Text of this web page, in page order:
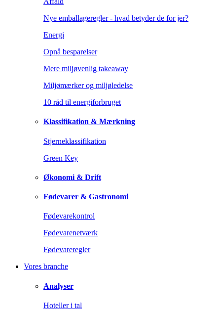
Nye emballageregler - hvad betyder de for jer?
Energi
Opnå besparelser
Mere miljøvenlig takeaway
Miljømærker og miljøledelse
10 råd til energiforbruget
Klassifikation & Mærkning
Stjerneklassifikation
Green Key
Økonomi & Drift
Fødevarer & Gastronomi
Fødevarekontrol
Fødevarenetværk
Fødevareregler
Vores branche
Analyser
Hoteller i tal